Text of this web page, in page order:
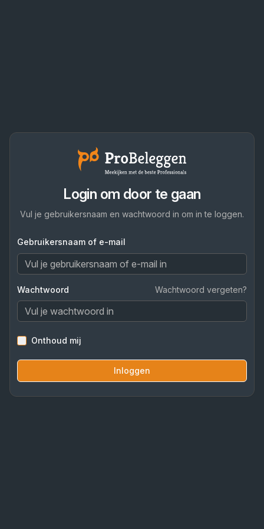
Login om door te gaan
Vul je gebruikersnaam en wachtwoord in om in te loggen.
Gebruikersnaam of e-mail
Wachtwoord Wachtwoord vergeten?
Onthoud mij
Inloggen